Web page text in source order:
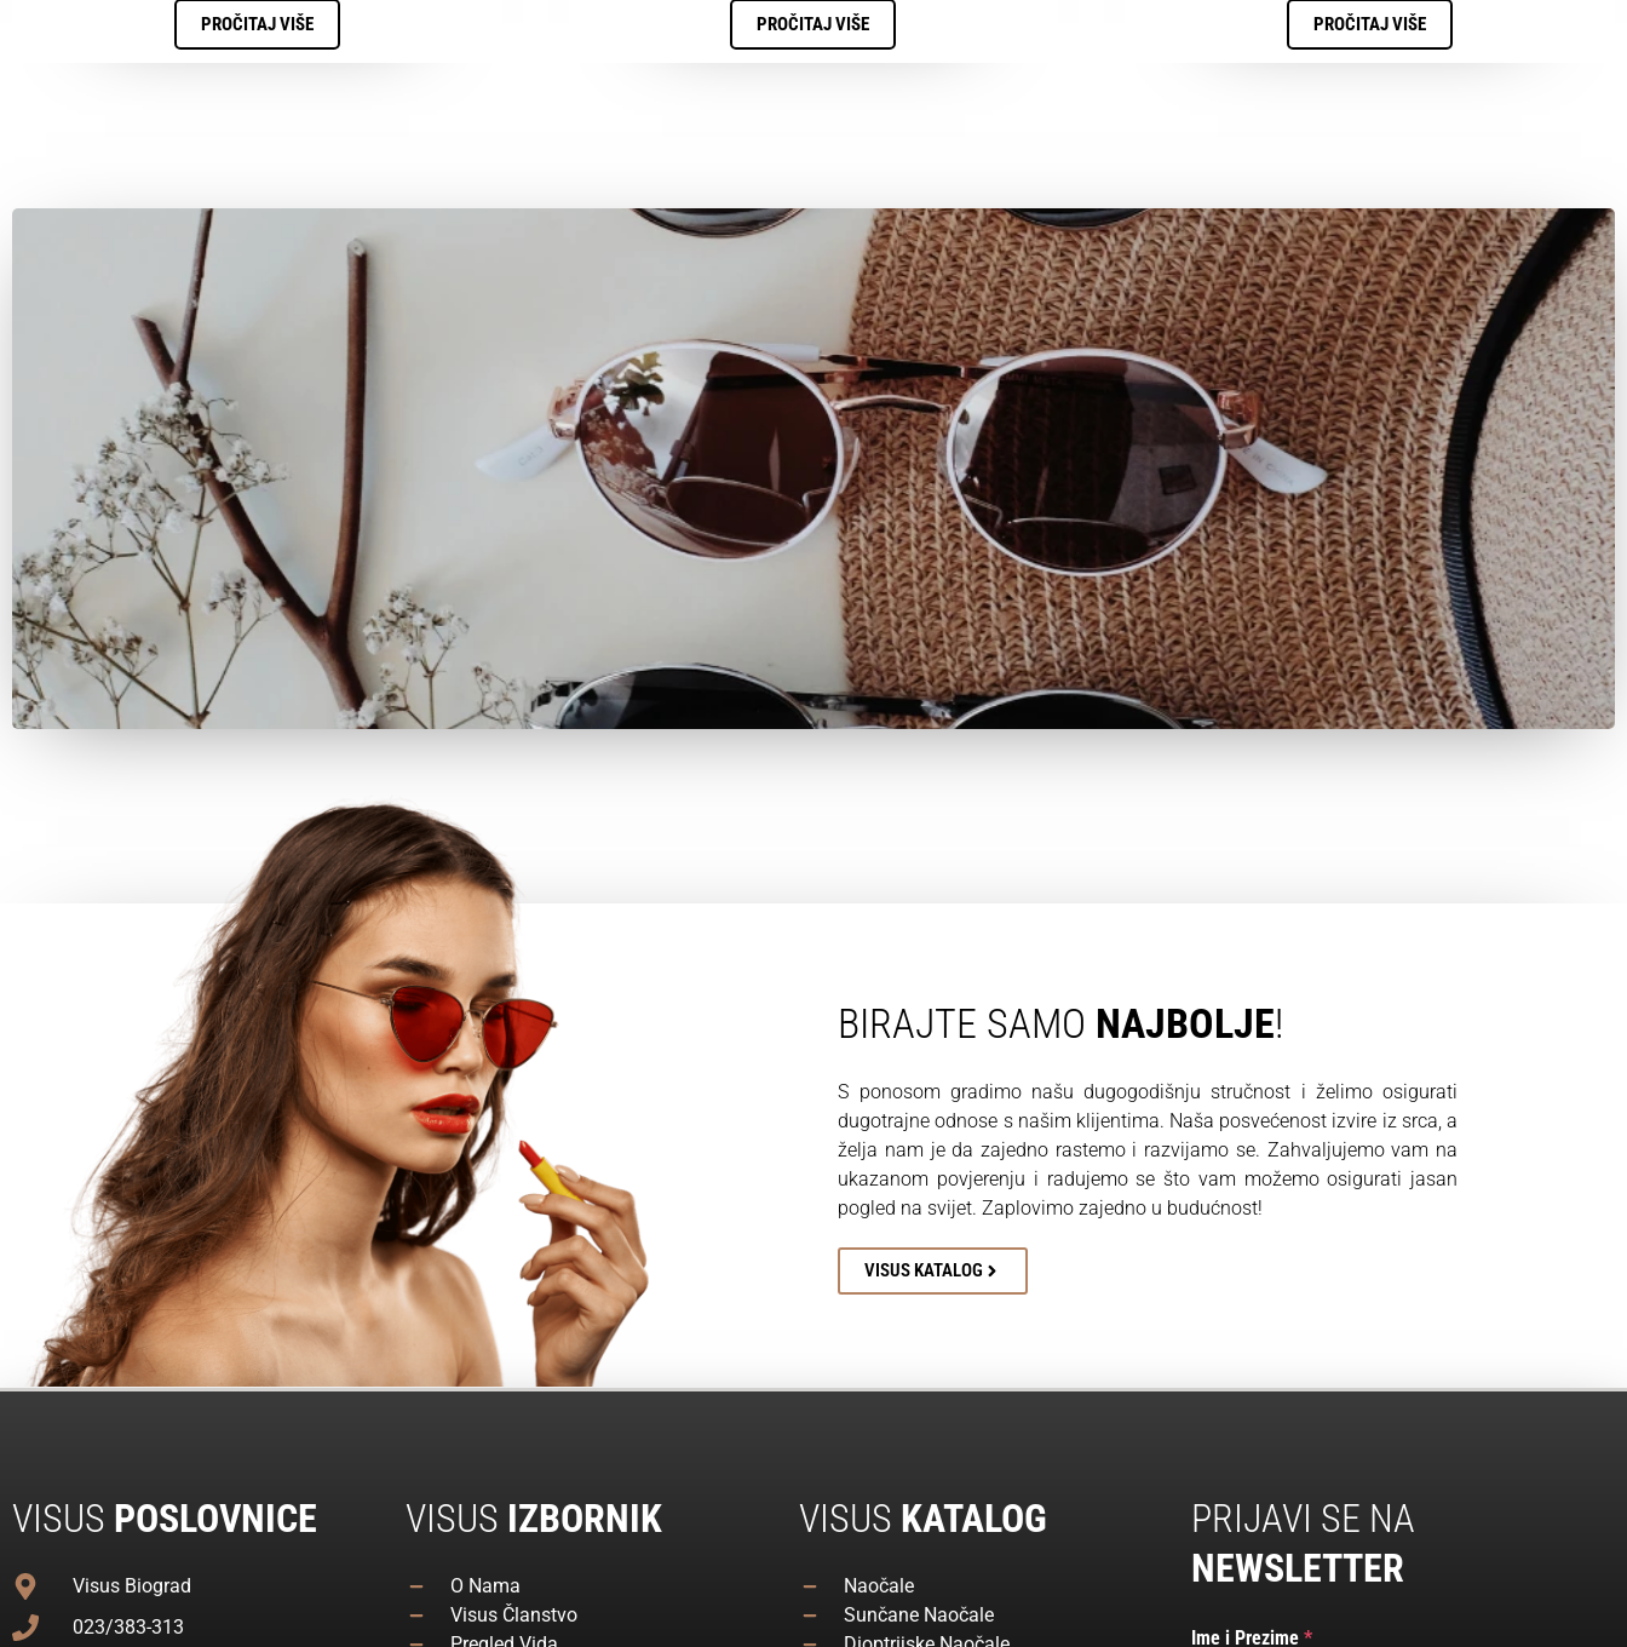
PROČITAJ VIŠE PROČITAJ VIŠE PROČITAJ VIŠE
BIRAJTE SAMO NAJBOLJE!
S ponosom gradimo našu dugogodišnju stručnost i želimo osigurati
dugotrajne odnose s našim klijentima. Naša posvećenost izvire iz srca, a
želja nam je da zajedno rastemo i razvijamo se. Zahvaljujemo vam na
ukazanom povjerenju i radujemo se što vam možemo osigurati jasan
pogled na svijet. Zaplovimo zajedno u budućnost!
VISUS KATALOG
VISUS POSLOVNICE
Visus Biograd
023/383-313
VISUS IZBORNIK
O Nama
Visus Članstvo
VISUS KATALOG
Naočale
Sunčane Naočale
PRIJAVI SE NA
NEWSLETTER
Ime i Prezime*